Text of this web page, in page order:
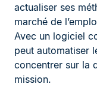
actualiser ses
marché de
Avec un logiciel
peut automatiser
concentrer sur la
mission.